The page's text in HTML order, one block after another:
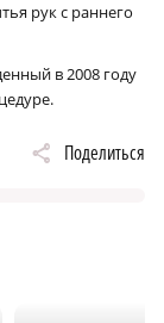
рук с раннего
в 2008 году
Поделиться